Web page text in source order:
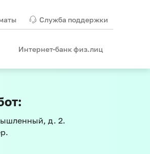
Служба поддержки
Интернет-банк физ.лиц
д. 2.